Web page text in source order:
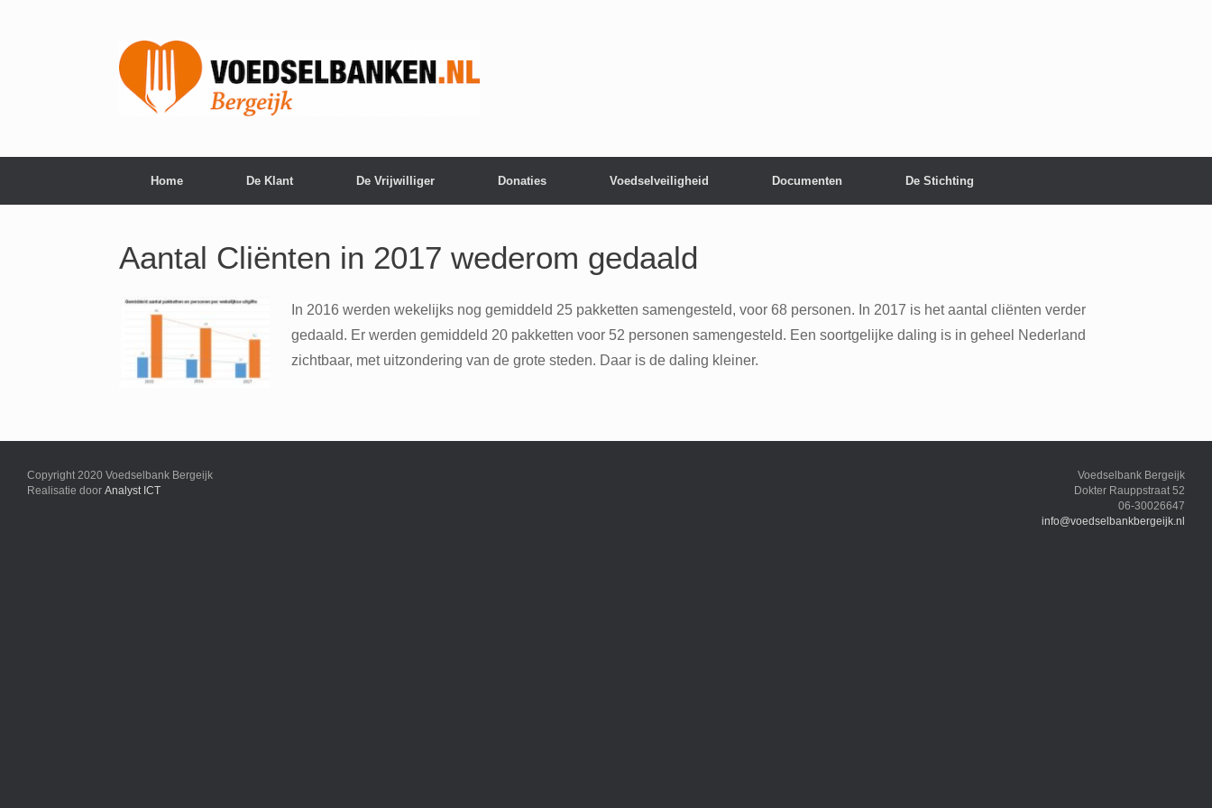
Home De Klant De Vrijwilliger Donaties Voedselveiligheid Documenten De Stichting
Aantal Cliënten in 2017 wederom gedaald
In 2016 werden wekelijks nog gemiddeld 25 pakketten samengesteld, voor 68 personen. In 2017 is het aantal cliënten verder
gedaald. Er werden gemiddeld 20 pakketten voor 52 personen samengesteld. Een soortgelijke daling is in geheel Nederland
zichtbaar, met uitzondering van de grote steden. Daar is de daling kleiner.
Copyright 2020 Voedselbank Bergeijk
Realisatie door Analyst ICT
Voedselbank Bergeijk
Dokter Rauppstraat 52
06-30026647
info@voedselbankbergeijk.nl